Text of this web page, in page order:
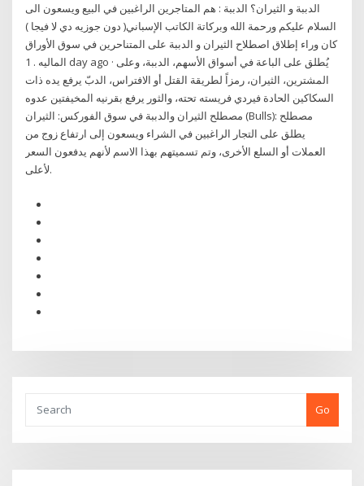
الدببة و الثيران؟ الدببة : هم المتاجرين الراغبين في البيع ويسعون الى
السلام عليكم ورحمة الله وبركاتة الكاتب الإسباني( دون جوزيه دي لا فيجا )
كان وراء إطلاق اصطلاح الثيران و الدببة على المتناحرين في سوق الأوراق
الماليه . 1 day ago · يُطلق على الباعة في أسواق الأسهم، الدببة، وعلى
المشترين، الثيران، رمزاً لطريقة القتل أو الافتراس، الدبّ يرفع يده ذات
السكاكين الحادة فيردي فريسته تحته، والثور يرفع بقرنيه المخيفتين عدوه
مصطلح الثيران والدببة في سوق الفوركس: الثيران (Bulls): مصطلح
يطلق على التجار الراغبين في الشراء ويسعون إلى ارتفاع زوج من
العملات أو السلع الأخرى، وتم تسميتهم بهذا الاسم لأنهم يدفعون السعر
لأعلى.
Go